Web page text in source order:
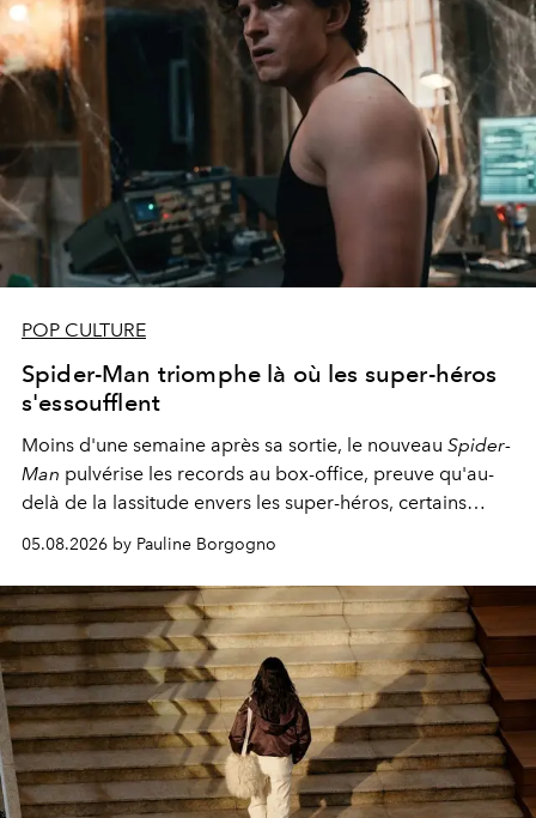
POP CULTURE
Spider-Man triomphe là où les super-héros
s'essoufflent
Moins d'une semaine après sa sortie, le nouveau Spider-
Man pulvérise les records au box-office, preuve qu'au-
delà de la lassitude envers les super-héros, certains
personnages continuent de susciter une ferveur intacte.
05.08.2026 by Pauline Borgogno